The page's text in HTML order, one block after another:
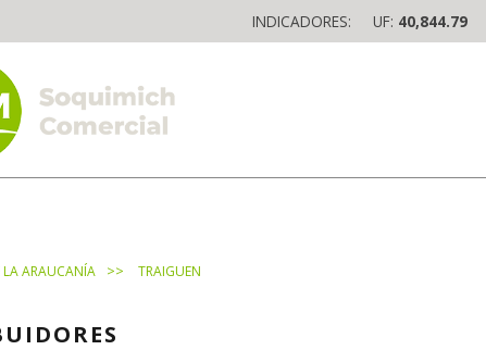
INDICADORES: UF: 40,844.79
business formula
LA ARAUCANÍA >> TRAIGUEN